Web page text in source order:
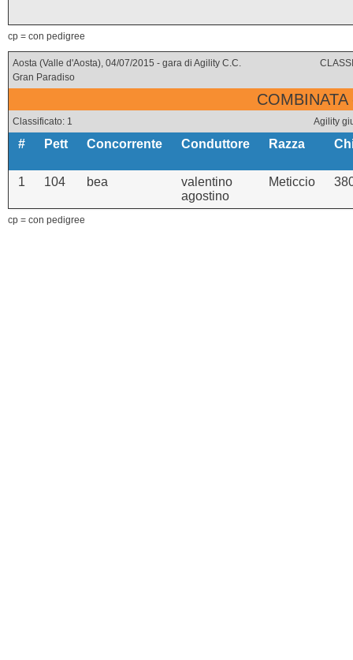
cp = con pedigree
Aosta (Valle d'Aosta), 04/07/2015 - gara di Agility C.C.
Gran Paradiso
Classificato: 1 Agility
# Pett Concorrente Conduttore Razza
1 104 bea
valentino
agostino
Meticcio
cp = con pedigree